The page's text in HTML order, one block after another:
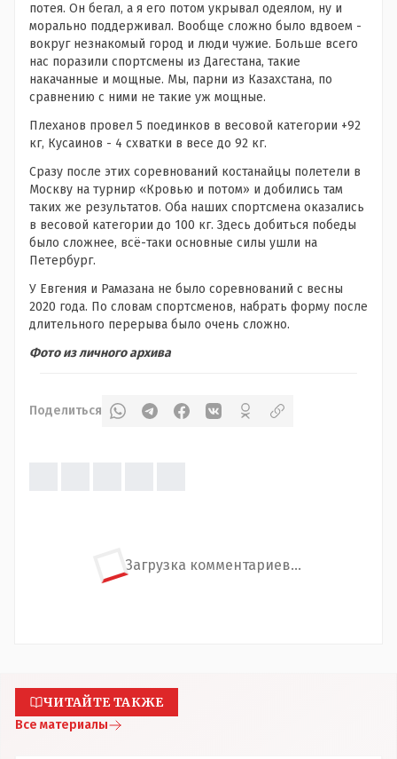
потея. Он бегал, а я его потом укрывал одеялом, ну и
морально поддерживал. Вообще сложно было вдвоем -
вокруг незнакомый город и люди чужие. Больше всего
нас поразили спортсмены из Дагестана, такие
накачанные и мощные. Мы, парни из Казахстана, по
сравнению с ними не такие уж мощные.
Плеханов провел 5 поединков в весовой категории +92
кг, Кусаинов - 4 схватки в весе до 92 кг.
Сразу после этих соревнований костанайцы полетели в
Москву на турнир «Кровью и потом» и добились там
таких же результатов. Оба наших спортсмена оказались
в весовой категории до 100 кг. Здесь добиться победы
было сложнее, всё-таки основные силы ушли на
Петербург.
У Евгения и Рамазана не было соревнований с весны
2020 года. По словам спортсменов, набрать форму после
длительного перерыва было очень сложно.
Фото из личного архива
Поделиться
Загрузка комментариев...
ЧИТАЙТЕ ТАКЖЕ
Все материалы